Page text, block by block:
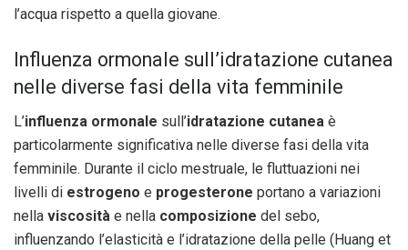
l’acqua rispetto a quella giovane.
Influenza ormonale sull’idratazione cutanea
nelle diverse fasi della vita femminile
L’influenza ormonale sull’idratazione cutanea è
particolarmente significativa nelle diverse fasi della vita
femminile. Durante il ciclo mestruale, le fluttuazioni nei
livelli di estrogeno e progesterone portano a variazioni
nella viscosità e nella composizione del sebo,
influenzando l’elasticità e l’idratazione della pelle (Huang et